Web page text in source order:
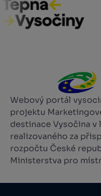
Webový portál
projektu
destinace Vysočina v
realizovaného za
rozpočtu České
Ministerstva pro